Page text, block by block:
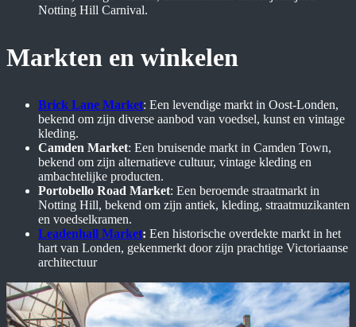
Notting Hill Carnival.
Markten en winkelen
Brick Lane Market: Een levendige markt in Oost-Londen,
bekend om zijn diverse aanbod van voedsel, kunst en vintage
kleding.
Camden Market: Een bruisende markt in Camden Town,
bekend om zijn alternatieve cultuur, vintage kleding en
ambachtelijke producten.
Portobello Road Market: Een beroemde straatmarkt in
Notting Hill, bekend om zijn antiek, kleding, straatmuzikanten
en voedselkramen.
Leadenhall Market: Een historische overdekte markt in het
hart van Londen, gekenmerkt door zijn prachtige Victoriaanse
architectuur